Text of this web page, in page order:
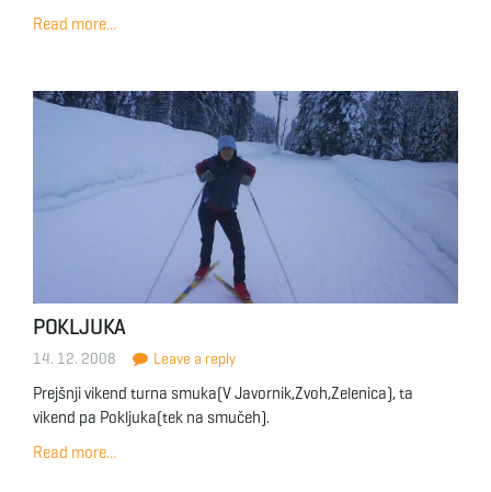
Read more...
POKLJUKA
14. 12. 2008 Leave a reply
Prejšnji vikend turna smuka(V Javornik,Zvoh,Zelenica), ta
vikend pa Pokljuka(tek na smučeh).
Read more...